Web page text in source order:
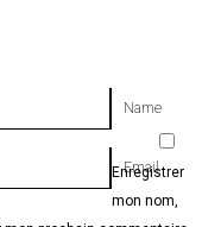
Name
Email
Enregistrer
mon nom,